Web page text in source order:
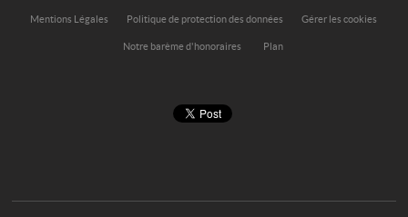
Mentions Légales Politique de protection des données Gérer les cookies
Notre barème d'honoraires Plan